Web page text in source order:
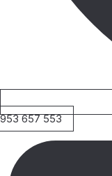
953 657 553